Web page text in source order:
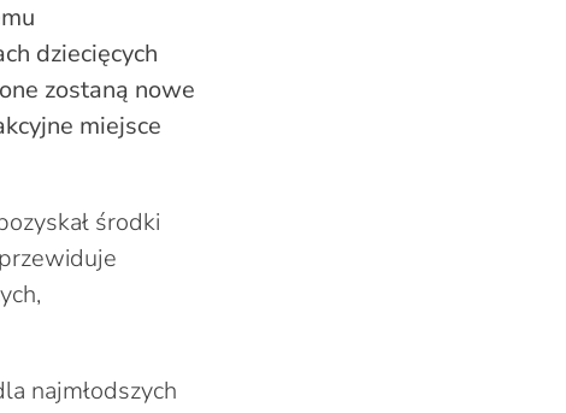
dziecięcych
zostaną nowe
miejsce
środki
najmłodszych